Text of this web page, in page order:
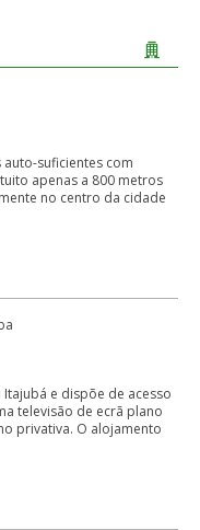
suficientes com
apenas a 800 metros
no centro da cidade
e dispõe de acesso
televisão de ecrã plano
privativa. O alojamento